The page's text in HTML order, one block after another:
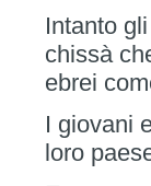
Intanto
chissà
ebrei
I giovani
loro